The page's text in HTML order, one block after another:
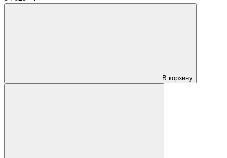
В корзину